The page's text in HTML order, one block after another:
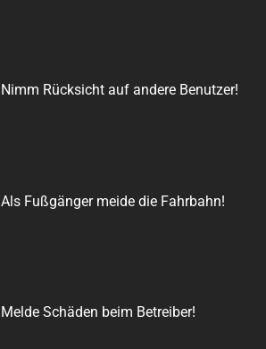
Nimm Rücksicht auf andere Benutzer!
Als Fußgänger meide die Fahrbahn!
Melde Schäden beim Betreiber!